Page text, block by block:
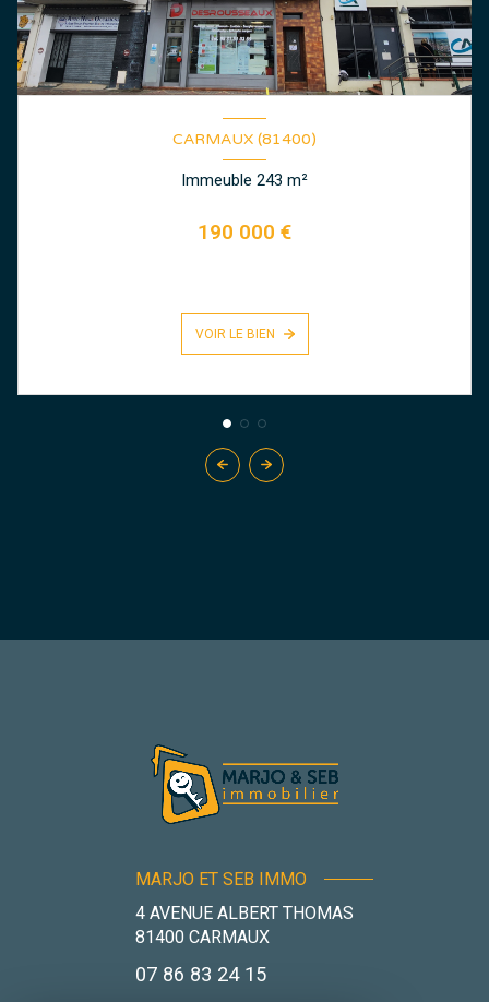
CARMAUX (81400)
Immeuble 243 m²
190 000 €
VOIR LE BIEN
MARJO ET SEB IMMO
4 AVENUE ALBERT THOMAS
81400 CARMAUX
07 86 83 24 15